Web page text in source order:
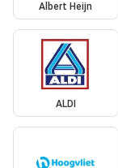
Albert Heijn
ALDI